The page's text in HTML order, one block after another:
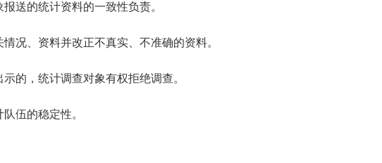
送的统计资料的一致性负责。
况、资料并改正不真实、不准确的资料。
的，统计调查对象有权拒绝调查。
伍的稳定性。